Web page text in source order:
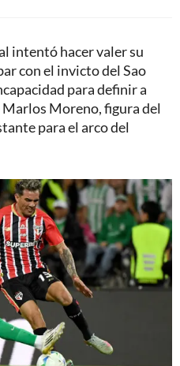
intentó hacer valer su
con el invicto del Sao
para definir a
Moreno, figura del
para el arco del